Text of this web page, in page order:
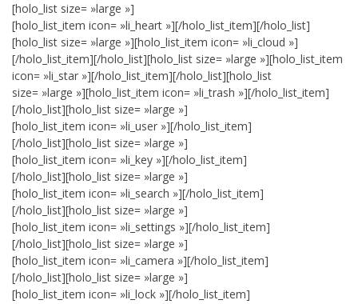
[holo_list size= »large »]
[holo_list_item icon= »li_heart »][/holo_list_item][/holo_list]
[holo_list size= »large »][holo_list_item icon= »li_cloud »]
[/holo_list_item][/holo_list][holo_list size= »large »][holo_list_item
icon= »li_star »][/holo_list_item][/holo_list][holo_list
size= »large »][holo_list_item icon= »li_trash »][/holo_list_item]
[/holo_list][holo_list size= »large »]
[holo_list_item icon= »li_user »][/holo_list_item]
[/holo_list][holo_list size= »large »]
[holo_list_item icon= »li_key »][/holo_list_item]
[/holo_list][holo_list size= »large »]
[holo_list_item icon= »li_search »][/holo_list_item]
[/holo_list][holo_list size= »large »]
[holo_list_item icon= »li_settings »][/holo_list_item]
[/holo_list][holo_list size= »large »]
[holo_list_item icon= »li_camera »][/holo_list_item]
[/holo_list][holo_list size= »large »]
[holo_list_item icon= »li_lock »][/holo_list_item]